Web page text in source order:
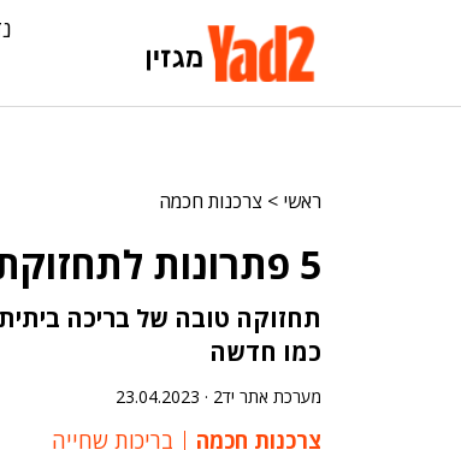
ראשי > צרכנות חכמה
5 פתרונות לתחזוקת בריכה במינימום כסף
תחזוקה טובה של בריכה
כמו חדשה
מערכת אתר יד2 · 23.04.2023
צרכנות חכמה בריכות שחייה